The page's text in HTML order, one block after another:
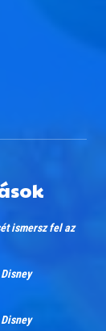
ismersz fel az